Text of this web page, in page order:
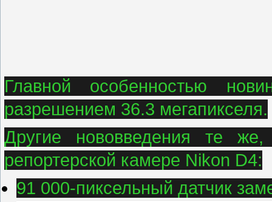
Главной особенностью
разрешением 36.3 мегапикселя.
Другие нововведения те
репортерской камере Nikon D4:
91 000-пиксельный датчик